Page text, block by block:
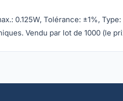
0.125W, Tolérance: ±1%,
Vendu par lot de 1000 (le